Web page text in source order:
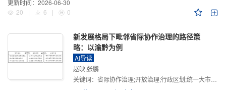
更新时间： 2026-06-30
20
| 6 | 0
新发展格局下毗邻省际协作治理的路径策
略：以渝黔为例
AI导读
赵映,张鹏
关键词： 省际协作治理;开放治理;行政区划;统一大市场;新发展格局